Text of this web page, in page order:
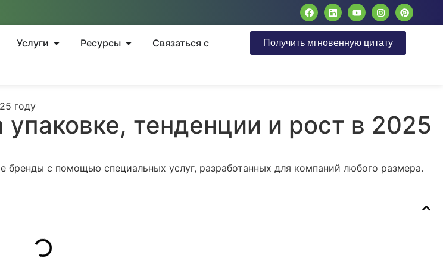
Услуги Ресурсы
Связаться с
Получить мгновенную цитату
году
упаковке, тенденции и рост в 2025
с помощью специальных услуг, разработанных для компаний любого размера.